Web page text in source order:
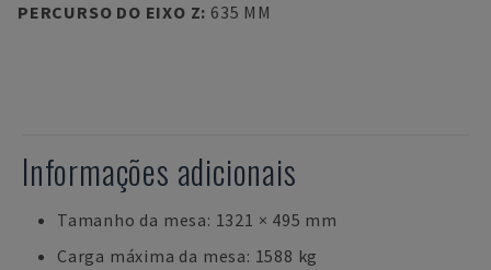
PERCURSO DO EIXO Z: 635 MM
Informações adicionais
Tamanho da mesa: 1321 × 495 mm
Carga máxima da mesa: 1588 kg